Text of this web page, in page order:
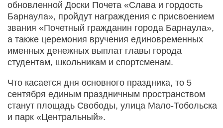
обновленной Доски Почета «Слава и гордость
Барнаула», пройдут награждения с присвоением
звания «Почетный гражданин города Барнаула»,
а также церемония вручения единовременных
именных денежных выплат главы города
студентам, школьникам и спортсменам.
Что касается дня основного праздника, то 5
сентября единым праздничным пространством
станут площадь Свободы, улица Мало-Тобольска
и парк «Центральный».